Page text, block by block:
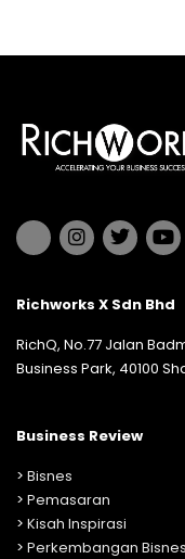
Richworks X Sdn Bhd
RichQ, No.77 Jalan
Business Park, 40100
Business Review
> Bisnes
> Pemasaran
> Kisah Inspirasi
> Perkembangan Bisnes